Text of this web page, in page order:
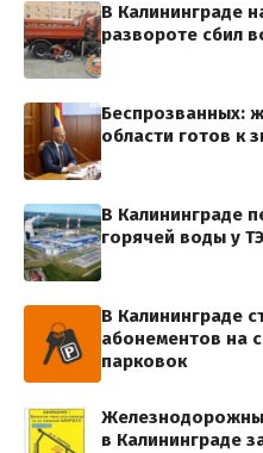
В Калининграде
развороте сбил
Беспрозванных:
области готов к
В Калининграде
горячей воды у
В Калининграде
абонементов на
парковок
в Калининграде